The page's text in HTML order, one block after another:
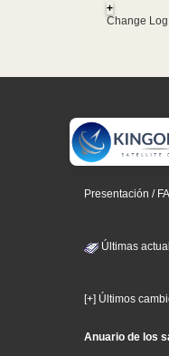
+
Change Log
Presentación /
Últimas
[+] Últimos
Anuario de los